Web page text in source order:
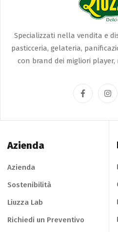
Specializzati nella vendita e
pasticceria, gelateria,
con brand dei migliori
Azienda
Azienda
Sostenibilità
Liuzza Lab
Richiedi un Preventivo